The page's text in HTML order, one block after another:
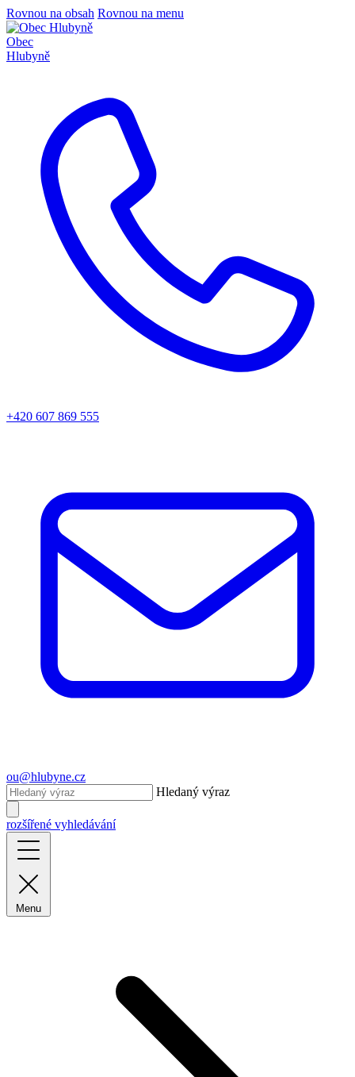
Rovnou na obsah Rovnou na menu
Obec
Hlubyně
+420 607 869 555
ou@hlubyne.cz
Hledaný výraz
rozšířené vyhledávání
Menu